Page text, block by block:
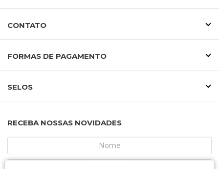
CONTATO
FORMAS DE PAGAMENTO
SELOS
RECEBA NOSSAS NOVIDADES